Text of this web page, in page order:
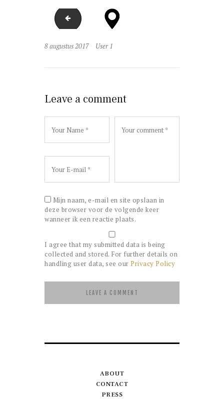
image-9
8 augustus 2017 User 1
Leave a comment
Mijn naam, e-mail en site opslaan in
deze browser voor de volgende keer
wanneer ik een reactie plaats.
I agree that my submitted data is being
collected and stored. For further details on
handling user data, see our Privacy Policy
ABOUT
CONTACT
PRESS